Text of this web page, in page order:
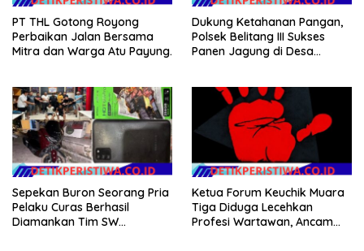
PT THL Gotong Royong
Perbaikan Jalan Bersama
Mitra dan Warga Atu Payung.
Dukung Ketahanan Pangan,
Polsek Belitang III Sukses
Panen Jagung di Desa
Sepekan Buron Seorang Pria
Pelaku Curas Berhasil
Diamankan Tim SW
Ketua Forum Keuchik Muara
Tiga Diduga Lecehkan
Profesi Wartawan, Ancam